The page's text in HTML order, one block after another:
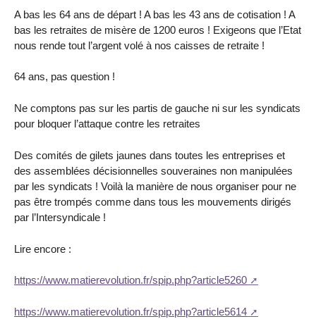
A bas les 64 ans de départ ! A bas les 43 ans de cotisation ! A
bas les retraites de misère de 1200 euros ! Exigeons que l’Etat
nous rende tout l’argent volé à nos caisses de retraite !
64 ans, pas question !
Ne comptons pas sur les partis de gauche ni sur les syndicats
pour bloquer l’attaque contre les retraites
Des comités de gilets jaunes dans toutes les entreprises et
des assemblées décisionnelles souveraines non manipulées
par les syndicats ! Voilà la manière de nous organiser pour ne
pas être trompés comme dans tous les mouvements dirigés
par l’Intersyndicale !
Lire encore :
https://www.matierevolution.fr/spip.php?article5260
https://www.matierevolution.fr/spip.php?article5614